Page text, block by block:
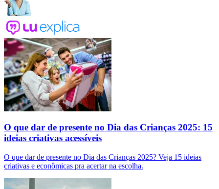
O que dar de presente no Dia das Crianças 2025: 15
ideias criativas acessíveis
O que dar de presente no Dia das Crianças 2025? Veja 15 ideias
criativas e econômicas pra acertar na escolha.